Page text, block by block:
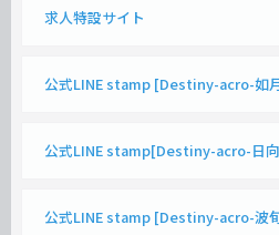
求人特設サイト
公式LINE stamp [Destiny-acro-如
公式LINE stamp[Destiny-acro-日
公式LINE stamp [Destiny-acro-波